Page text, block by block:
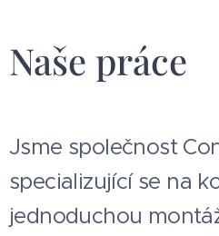
Naše práce
Jsme společnost
specializující se na
jednoduchou